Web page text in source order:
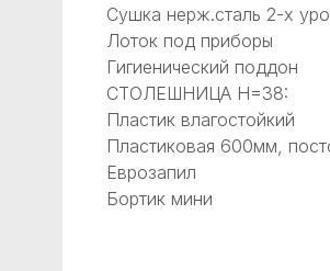
Сушка нерж.сталь 2-х
Лоток под приборы
Гигиенический поддон
СТОЛЕШНИЦА Н=38:
Пластик влагостойкий
Пластиковая 600мм,
Еврозапил
Бортик мини